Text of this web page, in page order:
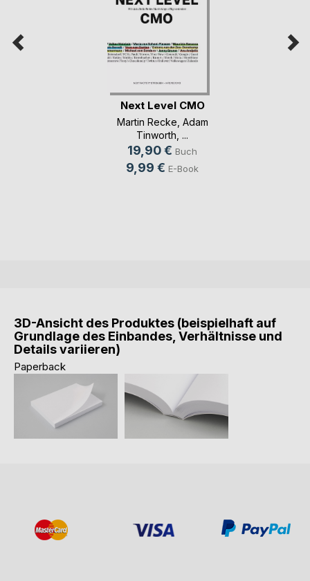
Next Level CMO
Martin Recke Adam
Tinworth , ...
19,90 € Buch
9,99 € E-Book
3D-Ansicht des Produktes (beispielhaft auf
Grundlage des Einbandes, Verhältnisse und
Details variieren)
Paperback